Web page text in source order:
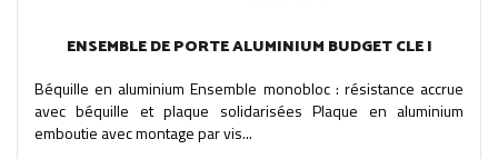
ENSEMBLE DE PORTE ALUMINIUM BUDGET CLE I
Béquille en aluminium Ensemble monobloc : résistance accrue
avec béquille et plaque solidarisées Plaque en aluminium
emboutie avec montage par vis...